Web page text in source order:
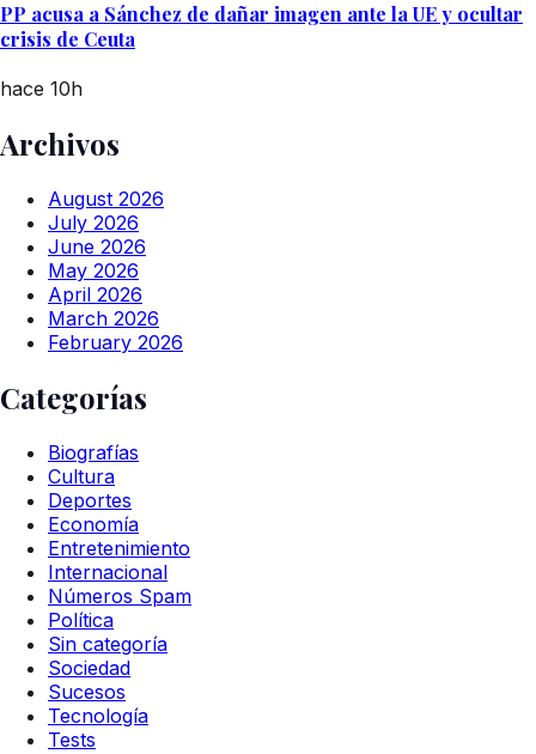
PP acusa a Sánchez de dañar imagen ante la UE y ocultar
crisis de Ceuta
hace 10h
Archivos
August 2026
July 2026
June 2026
May 2026
April 2026
March 2026
February 2026
Categorías
Biografías
Cultura
Deportes
Economía
Entretenimiento
Internacional
Números Spam
Política
Sin categoría
Sociedad
Sucesos
Tecnología
Tests